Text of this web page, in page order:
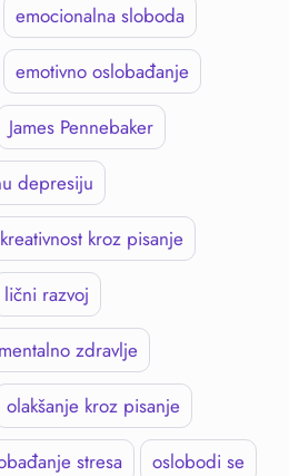
emocionalna sloboda
emotivno oslobađanje
James Pennebaker
depresiju
kreativnost kroz pisanje
lični razvoj
mentalno zdravlje
olakšanje kroz pisanje
stresa oslobodi se